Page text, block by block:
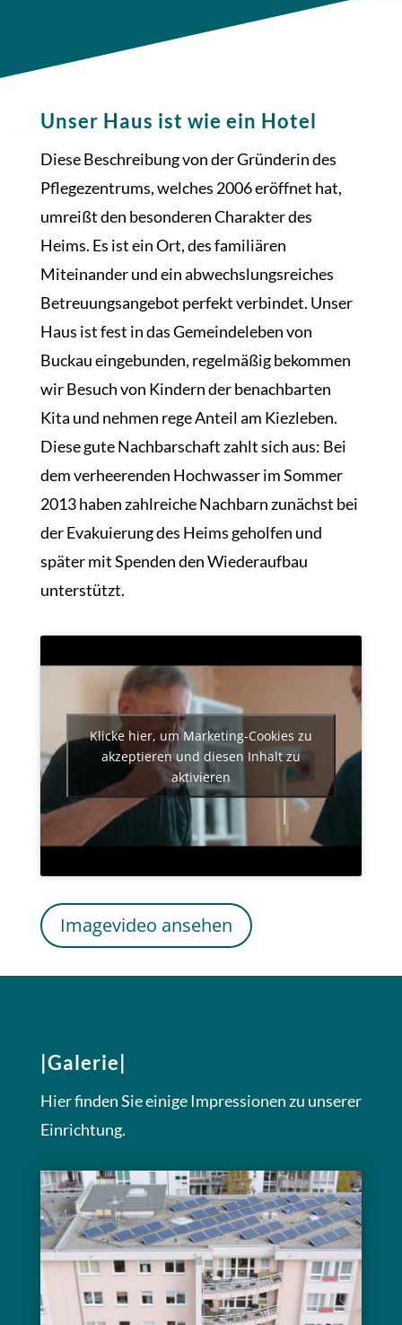
Unser Haus ist wie ein Hotel
Diese Beschreibung von der Gründerin des
Pflegezentrums, welches 2006 eröffnet hat,
umreißt den besonderen Charakter des
Heims. Es ist ein Ort, des familiären
Miteinander und ein abwechslungsreiches
Betreuungsangebot perfekt verbindet. Unser
Haus ist fest in das Gemeindeleben von
Buckau eingebunden, regelmäßig bekommen
wir Besuch von Kindern der benachbarten
Kita und nehmen rege Anteil am Kiezleben.
Diese gute Nachbarschaft zahlt sich aus: Bei
dem verheerenden Hochwasser im Sommer
2013 haben zahlreiche Nachbarn zunächst bei
der Evakuierung des Heims geholfen und
später mit Spenden den Wiederaufbau
unterstützt.
Klicke hier, um Marketing-Cookies zu
akzeptieren und diesen Inhalt zu
aktivieren
Imagevideo ansehen
|Galerie|
Hier finden Sie einige Impressionen zu unserer
Einrichtung.